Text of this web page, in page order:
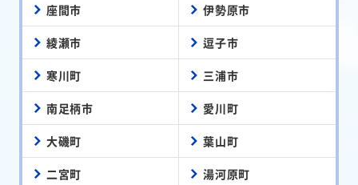
座間市 伊勢原市
綾瀬市 逗子市
寒川町 三浦市
南足柄市 愛川町
大磯町 葉山町
二宮町 湯河原町